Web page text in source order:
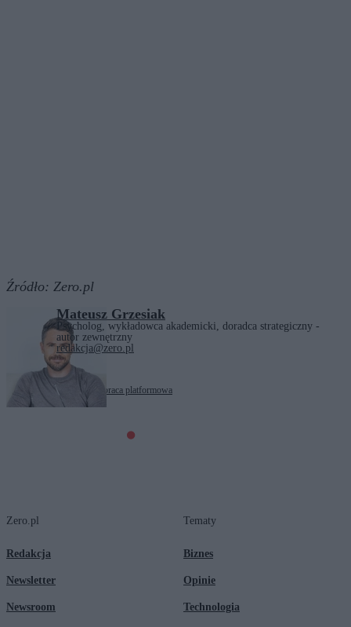
Źródło: Zero.pl
Mateusz Grzesiak
Psycholog, wykładowca akademicki, doradca strategiczny -
autor zewnętrzny
redakcja@zero.pl
cudzoziemcy praca platformowa
Zero.pl
Redakcja
Newsletter
Newsroom
Tematy
Biznes
Opinie
Technologia